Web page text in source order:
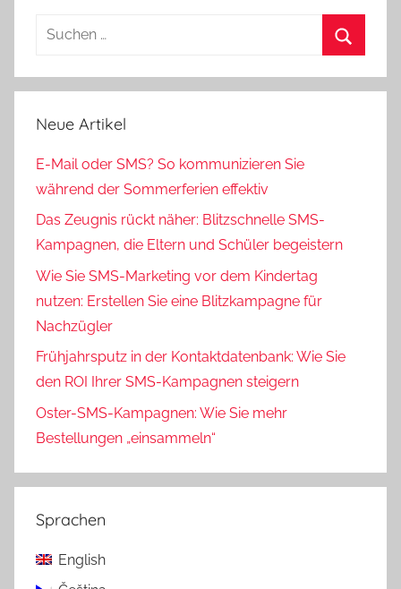
Neue Artikel
E-Mail oder SMS? So kommunizieren Sie
während der Sommerferien effektiv
Das Zeugnis rückt näher: Blitzschnelle SMS-
Kampagnen, die Eltern und Schüler begeistern
Wie Sie SMS-Marketing vor dem Kindertag
nutzen: Erstellen Sie eine Blitzkampagne für
Nachzügler
Frühjahrsputz in der Kontaktdatenbank: Wie Sie
den ROI Ihrer SMS-Kampagnen steigern
Oster-SMS-Kampagnen: Wie Sie mehr
Bestellungen „einsammeln“
Sprachen
English